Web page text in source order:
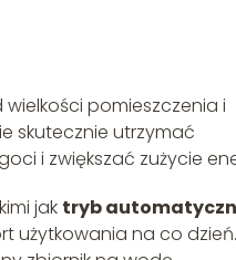
pomieszczenia i
skutecznie utrzymać
i zwiększać zużycie
jak tryb
użytkowania na co dzień.